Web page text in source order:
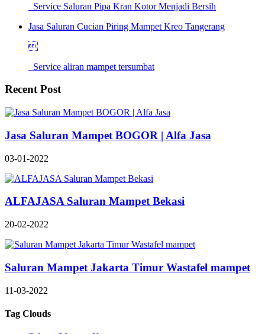
Service Saluran Pipa Kran Kotor Menjadi Bersih
Jasa Saluran Cucian Piring Mampet Kreo Tangerang

Service aliran mampet tersumbat
Recent Post
Jasa Saluran Mampet BOGOR | Alfa Jasa
03-01-2022
ALFAJASA Saluran Mampet Bekasi
20-02-2022
Saluran Mampet Jakarta Timur Wastafel mampet
11-03-2022
Tag Clouds